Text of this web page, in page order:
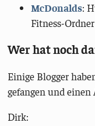
McDonalds:
Fitness-
Wer hat noch
Einige Blogger
gefangen und
Dirk: